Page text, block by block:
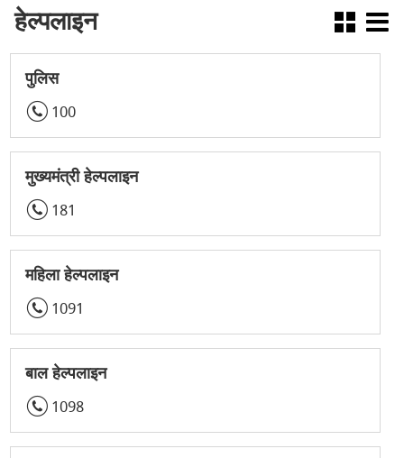
हेल्पलाइन
पुलिस
100
मुख्यमंत्री हेल्पलाइन
181
महिला हेल्पलाइन
1091
बाल हेल्पलाइन
1098